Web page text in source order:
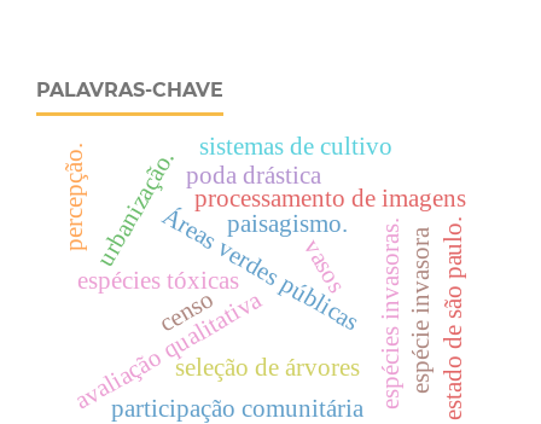
PALAVRAS-CHAVE
Áreas verdes públicas
processamento de imagens
espécies tóxicas espécies invasoras. estado de são paulo.
avaliação qualitativa
paisagismo.
censo
participação comunitária
urbanização.
seleção de árvores
poda drástica
percepção.
vasos espécie invasora
sistemas de cultivo